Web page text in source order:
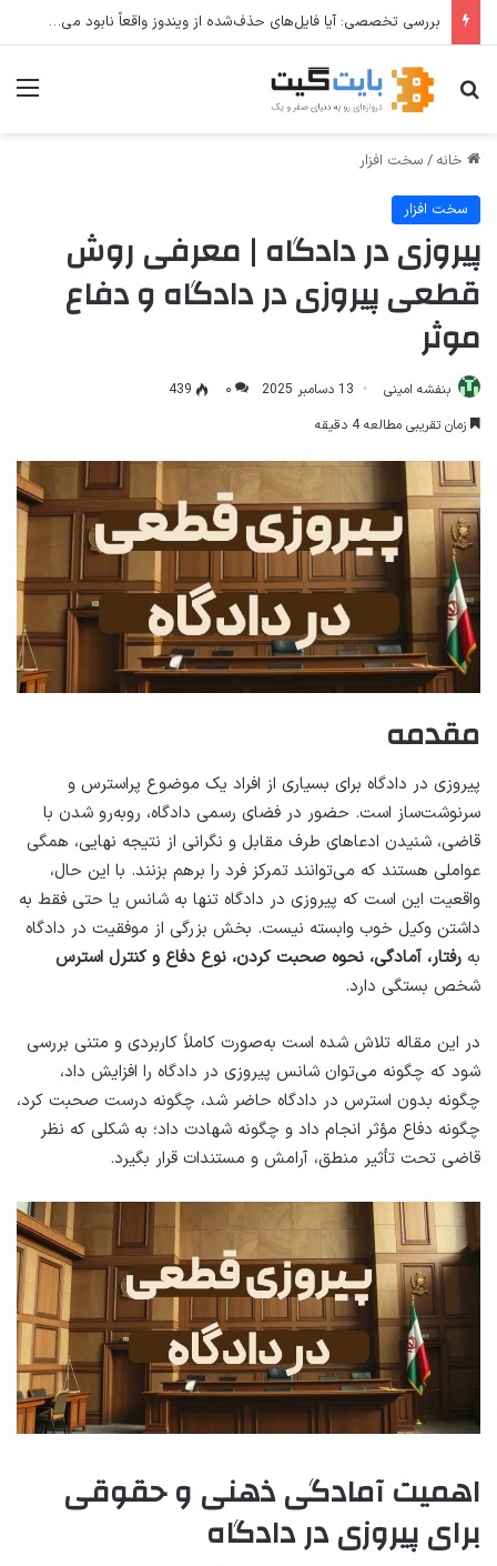
بررسی تخصصی: آیا فایل‌های حذف‌شده از ویندوز واقعاً نابود می‌شوند؟
جستجو برای
خانه / سخت افزار
سخت افزار
پیروزی در دادگاه | معرفی روش
قطعی پیروزی در دادگاه و دفاع
موثر
بنفشه امینی 13 دسامبر 2025 ۰
439
زمان تقریبی مطالعه 4 دقیقه
مقدمه
پیروزی در دادگاه برای بسیاری از افراد یک موضوع پراسترس و
سرنوشت‌ساز است. حضور در فضای رسمی دادگاه، روبه‌رو شدن با
قاضی، شنیدن ادعاهای طرف مقابل و نگرانی از نتیجه نهایی، همگی
عواملی هستند که می‌توانند تمرکز فرد را برهم بزنند. با این حال،
واقعیت این است که پیروزی در دادگاه تنها به شانس یا حتی فقط به
داشتن وکیل خوب وابسته نیست. بخش بزرگی از موفقیت در دادگاه
به رفتار، آمادگی، نحوه صحبت کردن، نوع دفاع و کنترل استرس
شخص بستگی دارد.
در این مقاله تلاش شده است به‌صورت کاملاً کاربردی و متنی بررسی
شود که چگونه می‌توان شانس پیروزی در دادگاه را افزایش داد،
چگونه بدون استرس در دادگاه حاضر شد، چگونه درست صحبت کرد،
چگونه دفاع مؤثر انجام داد و چگونه شهادت داد؛ به شکلی که نظر
قاضی تحت تأثیر منطق، آرامش و مستندات قرار بگیرد.
اهمیت آمادگی ذهنی و حقوقی
برای پیروزی در دادگاه